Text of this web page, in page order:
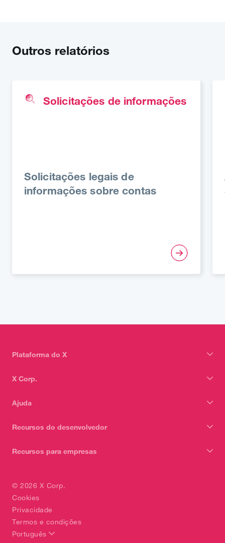
Outros relatórios
Solicitações de informações
Solicitações legais de
informações sobre contas
Plataforma do X
X Corp.
Ajuda
Recursos do desenvolvedor
Recursos para empresas
© 2026 X Corp.
Cookies
Privacidade
Termos e condições
Português